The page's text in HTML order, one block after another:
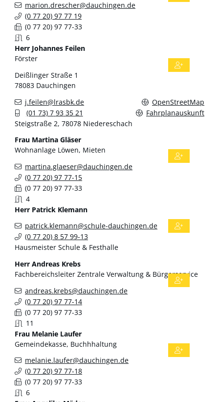
marion.drescher@dauchingen.de
(0 77 20) 97 77 19
(0 77 20) 97 77-33
6
Herr Johannes Feilen
Förster
Deißlinger Straße 1
78083 Dauchingen
OpenStreetMap
Fahrplanauskunft
j.feilen@lrasbk.de
(01 73) 7 93 35 21
Steigstraße 2, 78078 Niedereschach
Frau Martina Gläser
Wohnanlage Löwen, Mieten
martina.glaeser@dauchingen.de
(0 77 20) 97 77-15
(0 77 20) 97 77-33
4
Herr Patrick Klemann
patrick.klemann@schule-dauchingen.de
(0 77 20) 8 57 99-13
Hausmeister Schule & Festhalle
Herr Andreas Krebs
Fachbereichsleiter Zentrale Verwaltung & Bürgerservice
andreas.krebs@dauchingen.de
(0 77 20) 97 77-14
(0 77 20) 97 77-33
11
Frau Melanie Laufer
Gemeindekasse, Buchhhaltung
melanie.laufer@dauchingen.de
(0 77 20) 97 77-18
(0 77 20) 97 77-33
6